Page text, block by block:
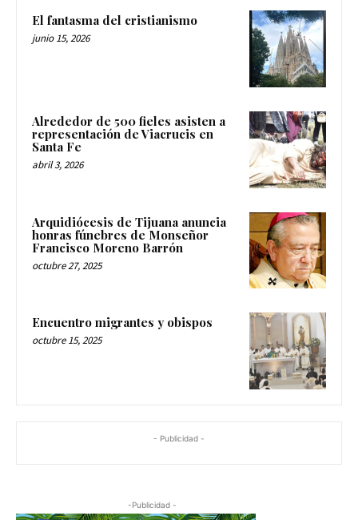
El fantasma del cristianismo
junio 15, 2026
Alrededor de 500 fieles asisten a
representación de Viacrucis en
Santa Fe
abril 3, 2026
Arquidiócesis de Tijuana anuncia
honras fúnebres de Monseñor
Francisco Moreno Barrón
octubre 27, 2025
Encuentro migrantes y obispos
octubre 15, 2025
- Publicidad -
-Publicidad -